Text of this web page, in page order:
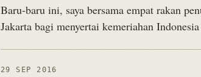
Baru-baru ini, saya bersama empat rakan
Jakarta bagi menyertai kemeriahan
29 SEP 2016